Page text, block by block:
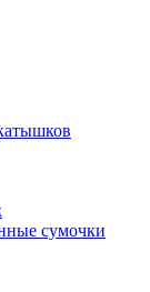
сумочки